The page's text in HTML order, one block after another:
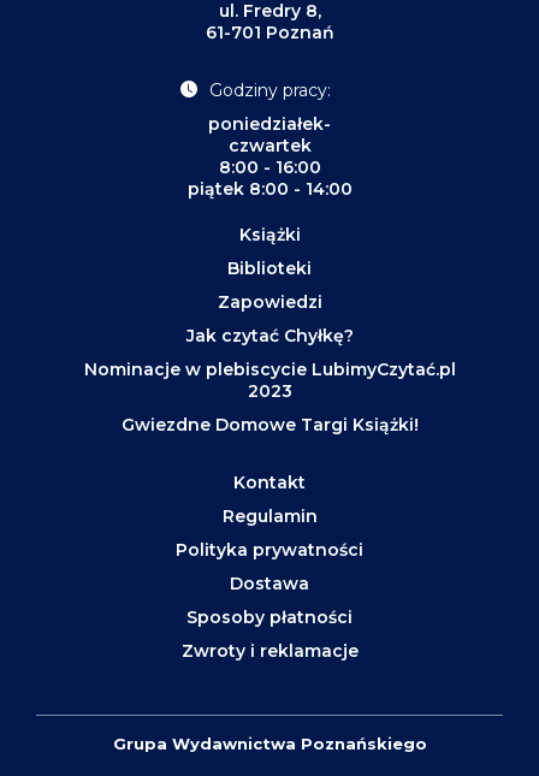
ul. Fredry 8,
61-701 Poznań
Godziny pracy:
poniedziałek-
czwartek
8:00 - 16:00
piątek 8:00 - 14:00
Książki
Biblioteki
Zapowiedzi
Jak czytać Chyłkę?
Nominacje w plebiscycie LubimyCzytać.pl
2023
Gwiezdne Domowe Targi Książki!
Kontakt
Regulamin
Polityka prywatności
Dostawa
Sposoby płatności
Zwroty i reklamacje
Grupa Wydawnictwa Poznańskiego